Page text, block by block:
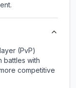
(PvP)
battles with
competitive